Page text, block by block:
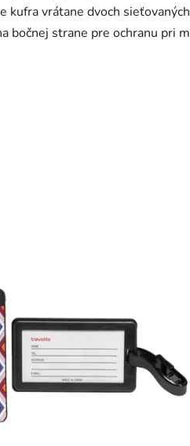
kufra vrátane dvoch
bočnej strane pre ochranu pri